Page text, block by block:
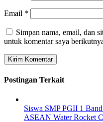
Email *
Simpan nama, email, dan
untuk komentar saya
Postingan Terkait
Siswa SMP PGII 1
ASEAN Water Rocket